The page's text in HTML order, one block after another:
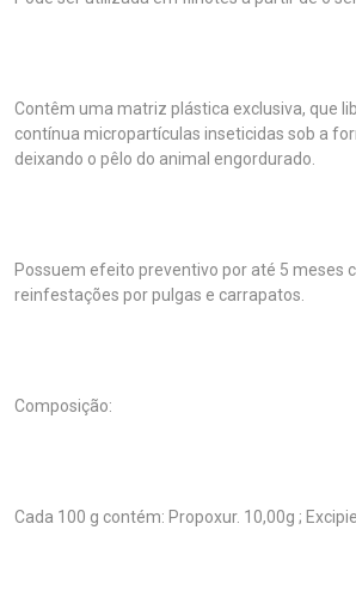
Contêm uma matriz plástica exclusiva, que
contínua micropartículas inseticidas sob a
deixando o pêlo do animal engordurado.
Possuem efeito preventivo por até 5 meses
reinfestações por pulgas e carrapatos.
Composição:
Cada 100 g contém: Propoxur. 10,00g ;